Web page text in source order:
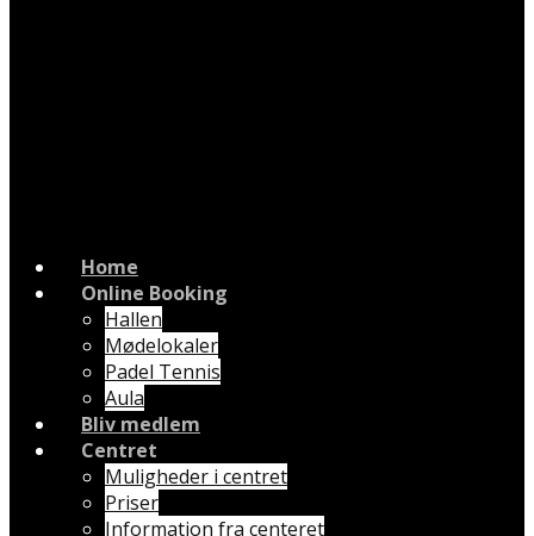
Home
Online Booking
Hallen
Mødelokaler
Padel Tennis
Aula
Bliv medlem
Centret
Muligheder i centret
Priser
Information fra centeret